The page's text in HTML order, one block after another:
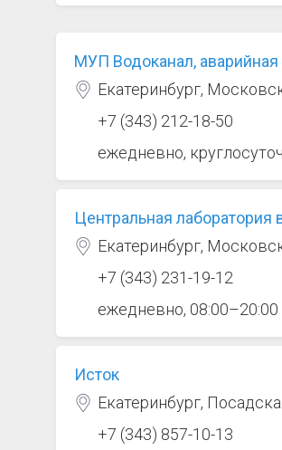
МУП Водоканал,
Екатеринбург,
+7 (343) 212-18-50
ежедневно,
Центральная лаборатория
Екатеринбург,
+7 (343) 231-19-12
ежедневно, 08:00–20:00
Исток
Екатеринбург,
+7 (343) 857-10-13